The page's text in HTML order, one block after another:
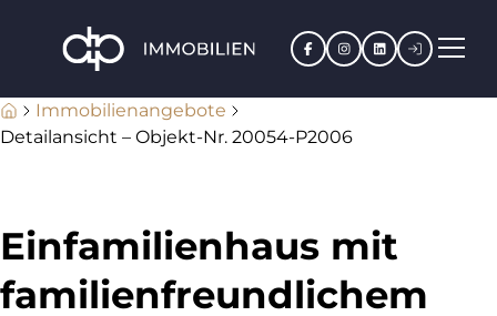
Facebook
Instagram
LinkedIn
Immobilienangebote
Detailansicht – Objekt-Nr. 20054-P2006
Einfamilienhaus mit
familienfreundlichem